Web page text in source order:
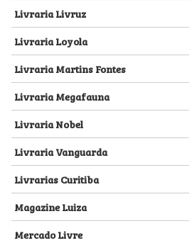
Livraria Livruz
Livraria Loyola
Livraria Martins Fontes
Livraria Megafauna
Livraria Nobel
Livraria Vanguarda
Livrarias Curitiba
Magazine Luiza
Mercado Livre